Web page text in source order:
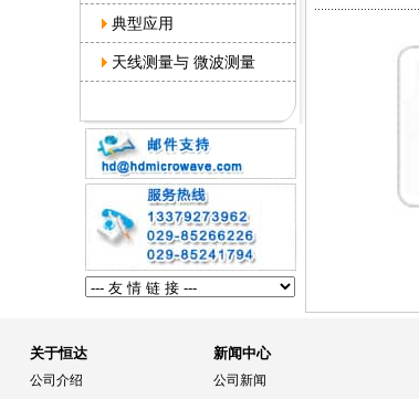
典型应用
天线测量与 微波测量
关于恒达 新闻中心
公司介绍 公司新闻